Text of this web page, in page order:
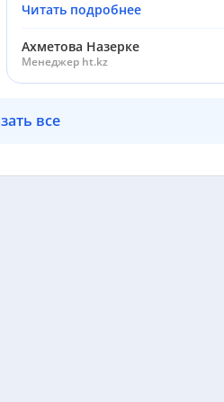
Читать подробнее
Ахметова Назерке
Менеджер ht.kz
все